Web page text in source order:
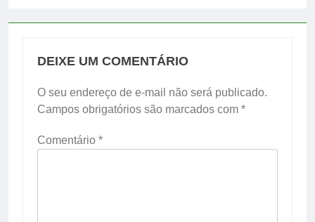
DEIXE UM COMENTÁRIO
O seu endereço de e-mail não será publicado.
Campos obrigatórios são marcados com *
Comentário *